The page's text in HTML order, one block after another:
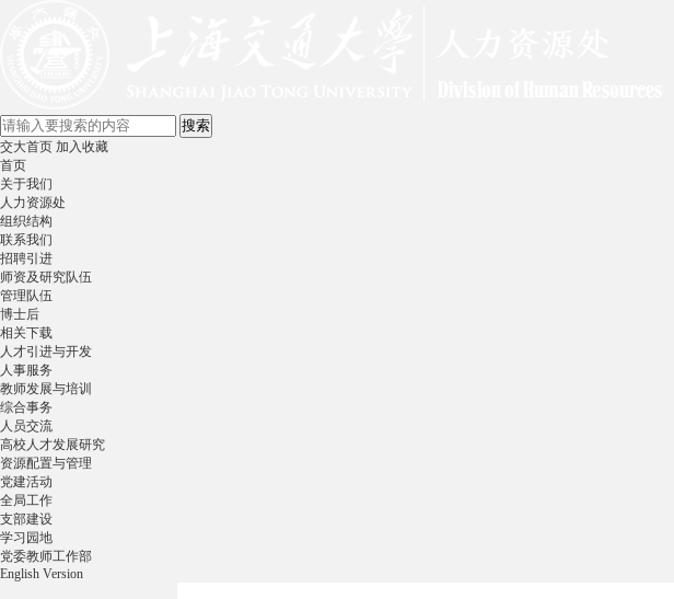
交大首页 加入收藏
首页
关于我们
人力资源处
组织结构
联系我们
招聘引进
师资及研究队伍
管理队伍
博士后
相关下载
人才引进与开发
人事服务
教师发展与培训
综合事务
人员交流
高校人才发展研究
资源配置与管理
党建活动
全局工作
支部建设
学习园地
党委教师工作部
English Version